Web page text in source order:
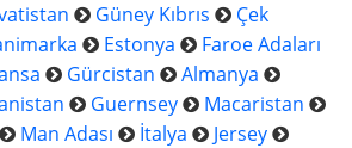
Güney Kıbrıs
Çek
Estonya
Faroe Adaları
Gürcistan
Almanya
Guernsey
Macaristan
Man Adası İtalya
Jersey